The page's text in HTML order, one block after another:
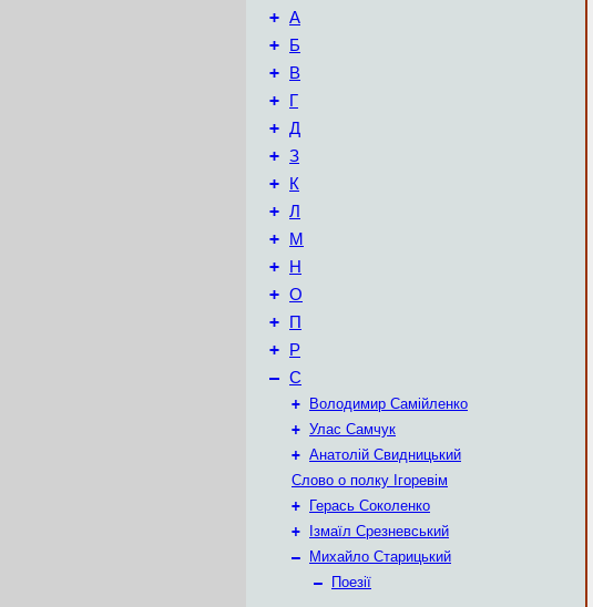
+ А
+ Б
+ В
+ Г
+ Д
+ З
+ К
+ Л
+ М
+ Н
+ О
+ П
+ Р
– С
+
Володимир Самійленко
+ Улас Самчук
+ Анатолій Свидницький
Слово о полку Ігоревім
+
Герась Соколенко
+
Ізмаїл Срезневський
–
Михайло Старицький
–
Поезії